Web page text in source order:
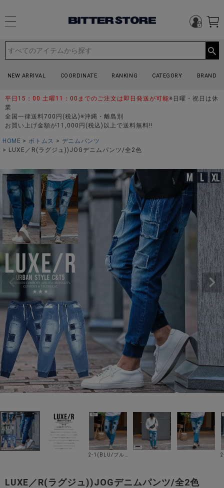
NEW ARRIVAL COORDINATE RANKING CATEGORY BRAND
平日15：00 土曜11：00までのご注文は即日発送が可能※日曜・祝日は休
業
全国一律送料700円(税込)※沖縄・離島別
お買い上げ金額が11,000円(税込)以上で送料無料!!
HOME ボトムス
デニムパンツ
LUXE／R(ラグジュ))JOGデニムパンツ/全2色
LUXE／R(ラグジュ))JOGデニムパンツ/全2色